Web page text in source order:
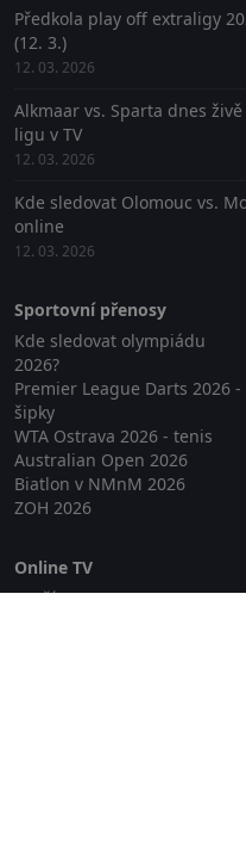
Předkola play off extraligy
(12. 3.)
12. 03. 2026
Alkmaar vs. Sparta dnes
ligu v TV
12. 03. 2026
Kde sledovat Olomouc vs.
online
12. 03. 2026
Sportovní přenosy
Kde sledovat olympiádu
2026?
Premier League Darts 2026 -
šipky
WTA Ostrava 2026 - tenis
Australian Open 2026
Biatlon v NMnM 2026
ZOH 2026
Online TV
Lepší.TV